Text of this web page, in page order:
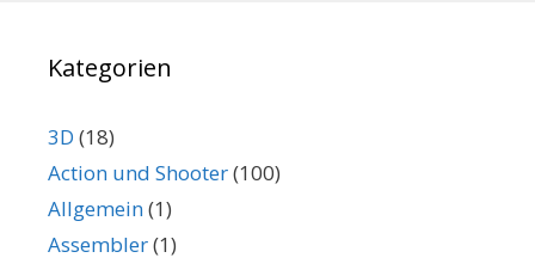
Kategorien
3D (18)
Action und Shooter(100)
Allgemein(1)
Assembler(1)